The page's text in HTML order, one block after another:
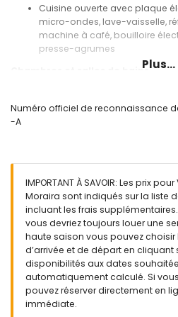
Cuisine ouverte avec plaque
micro-ondes, lave-vaisselle,
machine à café, bouilloire
presse-agrumes
Chambres et salles de bains
Chambre avec climatisation,
Salle de bain avec lavabo
sèche-cheveux
Extérieur de la villa
Terrain clôturé
Piscine privée mesurant 6m x
Jardin avec gravier, arbres et
transats
2 terrasses
Barbecue
Plus...
Numéro officiel de reconnaissance
-A
IMPORTANT À SAVOIR: Les prix
Moraira sont indiqués sur la liste
incluant les frais
vous devriez toujours louer une
haute saison vous pouvez
d’arrivée et de départ en cliquant
disponibilités aux dates
automatiquement calculé. Si
pouvez réserver directement en
immédiate.